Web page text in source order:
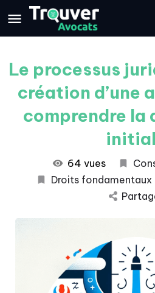
Le processus
création d’une
comprendre la
64 vues
Droits fondamentaux